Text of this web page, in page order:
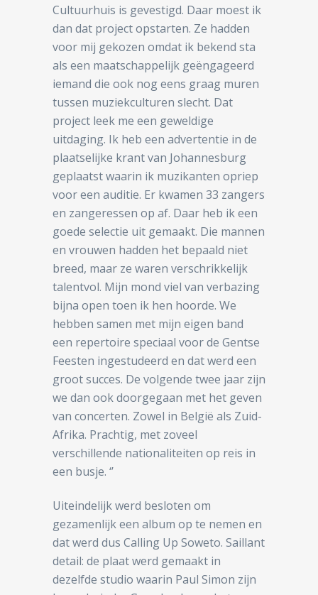
Cultuurhuis is gevestigd. Daar moest ik
dan dat project opstarten. Ze hadden
voor mij gekozen omdat ik bekend sta
als een maatschappelijk geëngageerd
iemand die ook nog eens graag muren
tussen muziekculturen slecht. Dat
project leek me een geweldige
uitdaging. Ik heb een advertentie in de
plaatselijke krant van Johannesburg
geplaatst waarin ik muzikanten opriep
voor een auditie. Er kwamen 33 zangers
en zangeressen op af. Daar heb ik een
goede selectie uit gemaakt. Die mannen
en vrouwen hadden het bepaald niet
breed, maar ze waren verschrikkelijk
talentvol. Mijn mond viel van verbazing
bijna open toen ik hen hoorde. We
hebben samen met mijn eigen band
een repertoire speciaal voor de Gentse
Feesten ingestudeerd en dat werd een
groot succes. De volgende twee jaar zijn
we dan ook doorgegaan met het geven
van concerten. Zowel in België als Zuid-
Afrika. Prachtig, met zoveel
verschillende nationaliteiten op reis in
een busje. ‘’
Uiteindelijk werd besloten om
gezamenlijk een album op te nemen en
dat werd dus Calling Up Soweto. Saillant
detail: de plaat werd gemaakt in
dezelfde studio waarin Paul Simon zijn